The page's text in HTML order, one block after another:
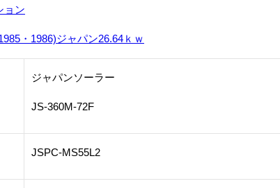
ョン
・1986)ジャパン26.64ｋｗ
ジャパンソーラー
JS-360M-72F
JSPC-MS55L2